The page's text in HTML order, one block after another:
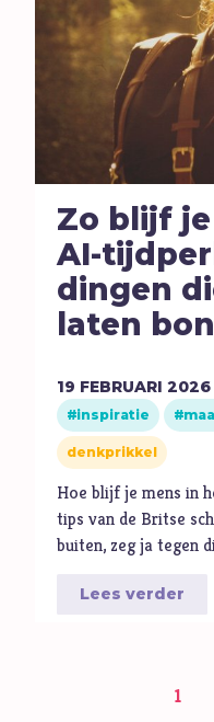
Zo blijf
AI-
dingen
laten
19 FEBRUARI 2026
inspiratie
denkprikkel
Hoe blijf je mens in
tips van de Britse
buiten, zeg ja tegen
Lees verder
1